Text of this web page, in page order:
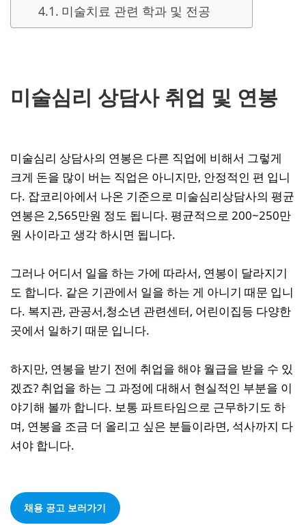
미술치료 관련 학과 및 전공
미술심리 상담사 취업 및 연봉
미술심리 상담사의 연봉은 다른 직업에 비해서 그렇게
크게 돈을 많이 버는 직업은 아니지만, 안정적인 편 입니
다. 잡코리아에서 나온 기준으로 미술심리상담사의 평균
연봉은 2,565만원 정도 됩니다. 평균적으로 200~250만
원 사이라고 생각 하시면 됩니다.
그러나 어디서 일을 하는 가에 따라서, 연봉이 달라지기
도 합니다. 같은 기관에서 일을 하는 게 아니기 때문 입니
다. 복지관, 관공서,청소년 관련센터, 어린이집등 다양한
곳에서 일하기 때문 입니다.
하지만, 연봉을 받기 전에 취업을 해야 월급을 받을 수 있
겠죠? 취업을 하는 그 과정에 대해서 현실적인 부분을 이
야기해 볼까 합니다. 보통 파트타임으로 근무하기도 하
며, 연봉을 조금 더 올리고 싶은 분들이라면, 석사까지 다
셔야 합니다.
채용 공고 보러가기